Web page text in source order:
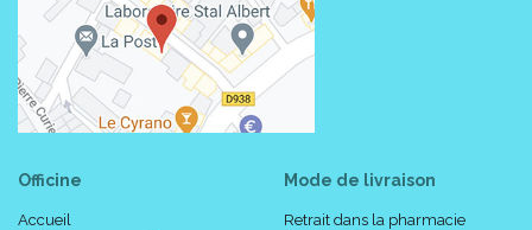
Officine
Accueil
Mode de livraison
Retrait dans la pharmacie